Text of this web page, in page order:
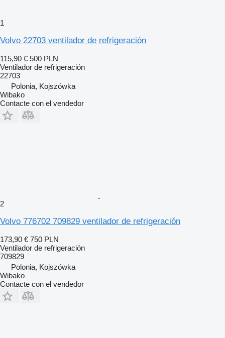
1
Volvo 22703 ventilador de refrigeración
115,90 € 500 PLN
Ventilador de refrigeración
22703
Polonia, Kojszówka
Wibako
Contacte con el vendedor
2
Volvo 776702 709829 ventilador de refrigeración
173,90 € 750 PLN
Ventilador de refrigeración
709829
Polonia, Kojszówka
Wibako
Contacte con el vendedor